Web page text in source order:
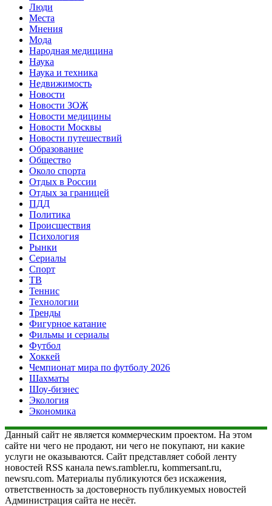
Люди
Места
Мнения
Мода
Народная медицина
Наука
Наука и техника
Недвижимость
Новости
Новости ЗОЖ
Новости медицины
Новости Москвы
Новости путешествий
Образование
Общество
Около спорта
Отдых в России
Отдых за границей
ПДД
Политика
Происшествия
Психология
Рынки
Сериалы
Спорт
ТВ
Теннис
Технологии
Тренды
Фигурное катание
Фильмы и сериалы
Футбол
Хоккей
Чемпионат мира по футболу 2026
Шахматы
Шоу-бизнес
Экология
Экономика
Данный сайт не является коммерческим проектом. На этом
сайте ни чего не продают, ни чего не покупают, ни какие
услуги не оказываются. Сайт представляет собой ленту
новостей RSS канала news.rambler.ru, kommersant.ru,
newsru.com. Материалы публикуются без искажения,
ответственность за достоверность публикуемых новостей
Администрация сайта не несёт.